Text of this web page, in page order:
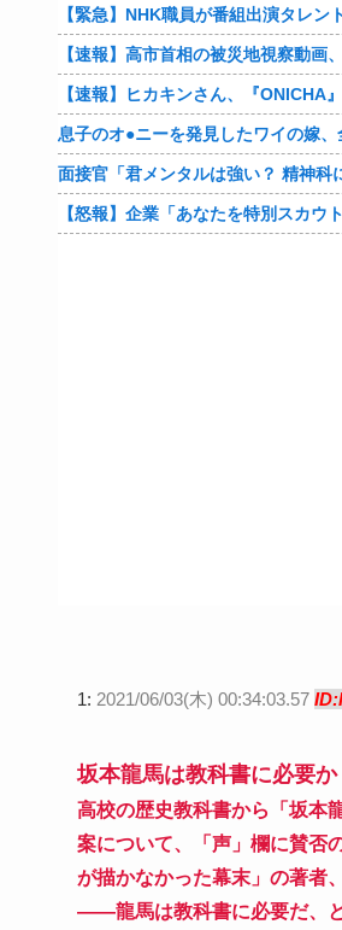
1: 2021/06/03(木) 00:34:03.57
坂本龍馬は教科書に必要
高校の歴史教科書から「坂本
案について、「声」欄に賛否
が描かなかった幕末」の著者
――龍馬は教科書に必要だ、